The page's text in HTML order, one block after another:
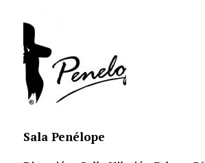
Sala Penélope